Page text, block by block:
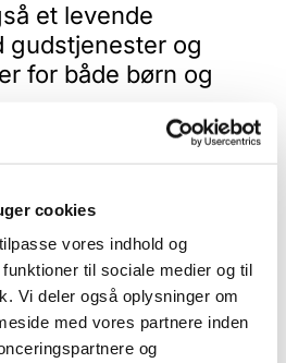
cookies
vores indhold og
til sociale medier og til
Vi deler også oplysninger om
med vores partnere inden
og
et levende
og
for både børn og